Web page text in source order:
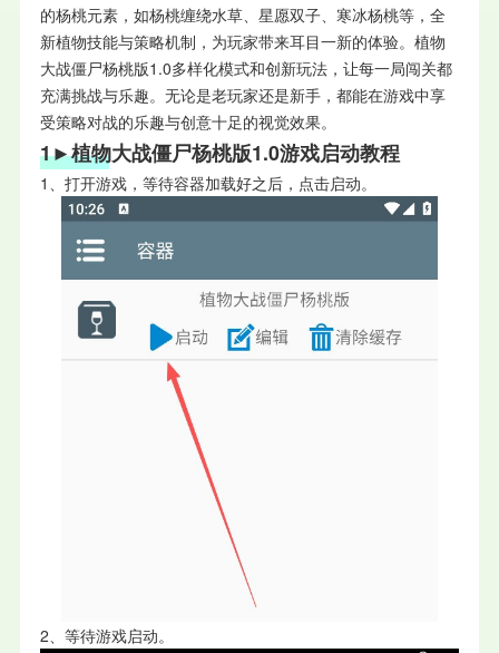
的杨桃元素，如杨桃缠绕水草、星愿双子、寒冰杨桃等，全
新植物技能与策略机制，为玩家带来耳目一新的体验。植物
大战僵尸杨桃版1.0多样化模式和创新玩法，让每一局闯关都
充满挑战与乐趣。无论是老玩家还是新手，都能在游戏中享
受策略对战的乐趣与创意十足的视觉效果。
1►植物大战僵尸杨桃版1.0游戏启动教程
1、打开游戏，等待容器加载好之后，点击启动。
2、等待游戏启动。